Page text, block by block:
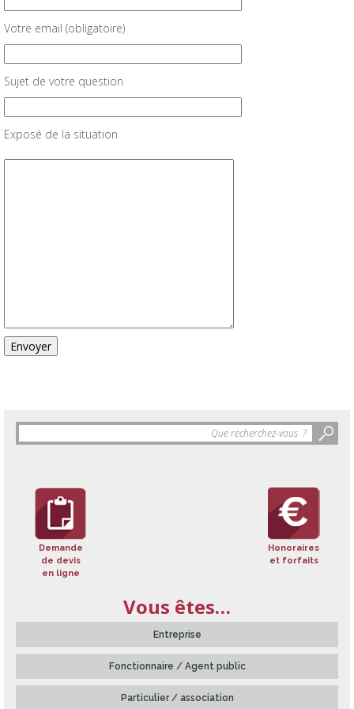
Votre email (obligatoire)
Sujet de votre question
Exposé de la situation
Objet
de
Demande
de devis
en ligne
Honoraires
et forfaits
Vous êtes…
Entreprise
Fonctionnaire / Agent public
Particulier / association